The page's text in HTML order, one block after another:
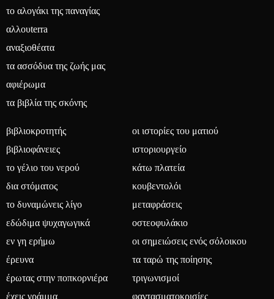
το αλογάκι της παναγίας
αλλουterra
αναξιοθέατα
τα ασσόδυα της ζωής μας
αφιέρωμα
τα βιβλία της σκόνης
βιβλιοκροτητής
βιβλιοφάνειες
το γέλιο του νερού
δια στόματος
το δυναμώνεις λίγο
εδώδιμα ψυχαγωγικά
εν γη ερήμω
έρευνα
έρωτας στην ποπκορνιέρα
έχεις γράμμα
οι ιστορίες του ματιού
ιστοριουργείο
κάτω πλατεία
κουβεντολόι
μεταφράσεις
οστεοφυλάκιο
οι σημειώσεις ενός σόλοικου
τα ταρώ της ποίησης
τριγωνισμοί
φαντασματοκρισίες